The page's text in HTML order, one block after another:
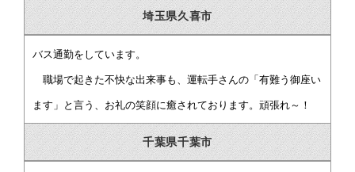
埼玉県久喜市
バス通勤をしています。
職場で起きた不快な出来事も、運転手さんの「有難う御座い
ます」と言う、お礼の笑顔に癒されております。頑張れ～！
千葉県千葉市